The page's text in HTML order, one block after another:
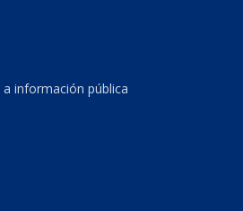
información pública